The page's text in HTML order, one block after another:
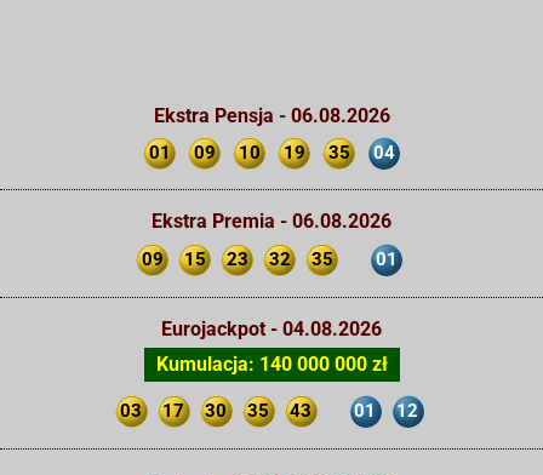
Ekstra Pensja - 06.08.2026
01 09 10 19 35 04
Ekstra Premia - 06.08.2026
09 15 23 32 35 01
Eurojackpot - 04.08.2026
Kumulacja: 140 000 000 zł
03 17 30 35 43 01 12